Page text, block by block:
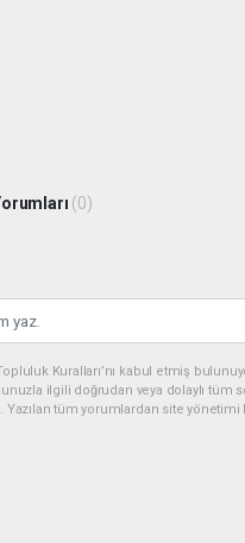
(0)
Kuralları’nı kabul etmiş
ilgili doğrudan veya dolaylı tüm
Yazılan tüm yorumlardan site